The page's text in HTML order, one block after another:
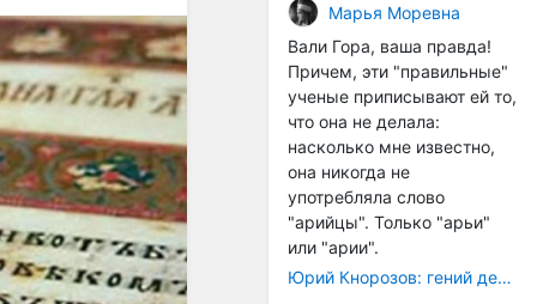
интервалов (т.е.
расстояний между
тонами): чистой квинты
(3:2), чистой кварты (4:3) и
октавы (2:1). Эти
интервалы соотнесены в
настройке так называемой
"Лиры Орфея". ... Иным
смыслом наделена
идеальная
более позднего
Марья Моревна
Вали Гора, ваша правда!
Причем, эти "правильные"
ученые приписывают ей то,
что она не делала:
насколько мне известно,
она никогда не
употребляла слово
"арийцы". Только "арьи"
или "арии".
Юрий Кнорозов: гений дешифровки